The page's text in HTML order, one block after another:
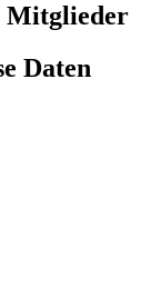
Mitglieder
Daten